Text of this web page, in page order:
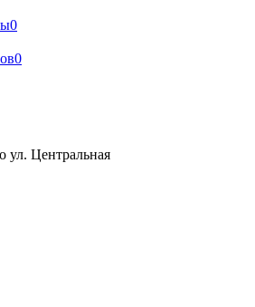
0
0
Центральная